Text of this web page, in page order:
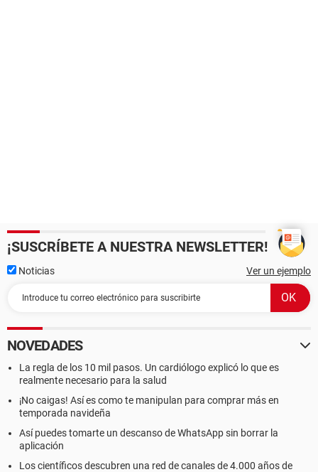
¡SUSCRÍBETE A NUESTRA NEWSLETTER!
Noticias Ver un ejemplo
NOVEDADES
La regla de los 10 mil pasos. Un cardiólogo explicó lo que es
realmente necesario para la salud
¡No caigas! Así es como te manipulan para comprar más en
temporada navideña
Así puedes tomarte un descanso de WhatsApp sin borrar la
aplicación
Los científicos descubren una red de canales de 4.000 años de